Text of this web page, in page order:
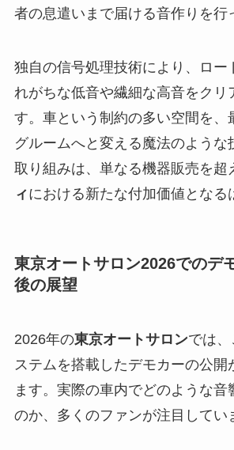
者の息遣いまで届ける音作りを行
独自の信号処理技術により、ロー
れがちな低音や繊細な高音をクリ
す。車という制約の多い空間を、
グルームへと変える魔法のような
取り組みは、単なる機器販売を超
ィにおける新たな付加価値となる
東京オートサロン2026でのデ
後の展望
2026年の東京オートサロンでは、
ステムを搭載したデモカーの公開
ます。実際の車内でどのような音
のか、多くのファンが注目してい